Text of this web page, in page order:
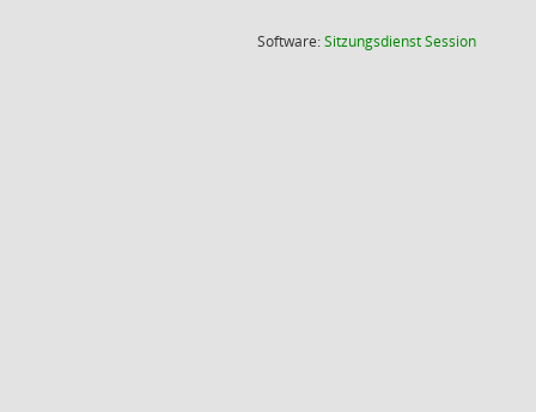
Software:SitzungsdienstSession(Wird in